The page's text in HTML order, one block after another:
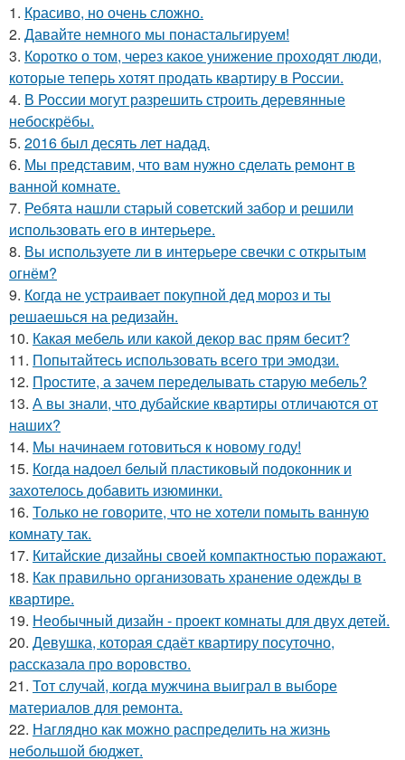
1. Красиво, но очень сложно.
2. Давайте немного мы понастальгируем!
3. Коротко о том, через какое унижение проходят люди,
которые теперь хотят продать квартиру в России.
4. В России могут разрешить строить деревянные
небоскрёбы.
5. 2016 был десять лет надад.
6. Мы представим, что вам нужно сделать ремонт в
ванной комнате.
7. Ребята нашли старый советский забор и решили
использовать его в интерьере.
8. Вы используете ли в интерьере свечки с открытым
огнём?
9. Когда не устраивает покупной дед мороз и ты
решаешься на редизайн.
10. Какая мебель или какой декор вас прям бесит?
11. Попытайтесь использовать всего три эмодзи.
12. Простите, а зачем переделывать старую мебель?
13. А вы знали, что дубайские квартиры отличаются от
наших?
14. Мы начинаем готовиться к новому году!
15. Когда надоел белый пластиковый подоконник и
захотелось добавить изюминки.
16. Только не говорите, что не хотели помыть ванную
комнату так.
17. Китайские дизайны своей компактностью поражают.
18. Как правильно организовать хранение одежды в
квартире.
19. Необычный дизайн - проект комнаты для двух детей.
20. Девушка, которая сдаёт квартиру посуточно,
рассказала про воровство.
21. Тот случай, когда мужчина выиграл в выборе
материалов для ремонта.
22. Наглядно как можно распределить на жизнь
небольшой бюджет.